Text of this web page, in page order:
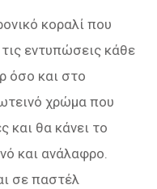
κοραλί που
εντυπώσεις κάθε
όσο και στο
χρώμα που
και θα κάνει το
και ανάλαφρο.
σε παστέλ